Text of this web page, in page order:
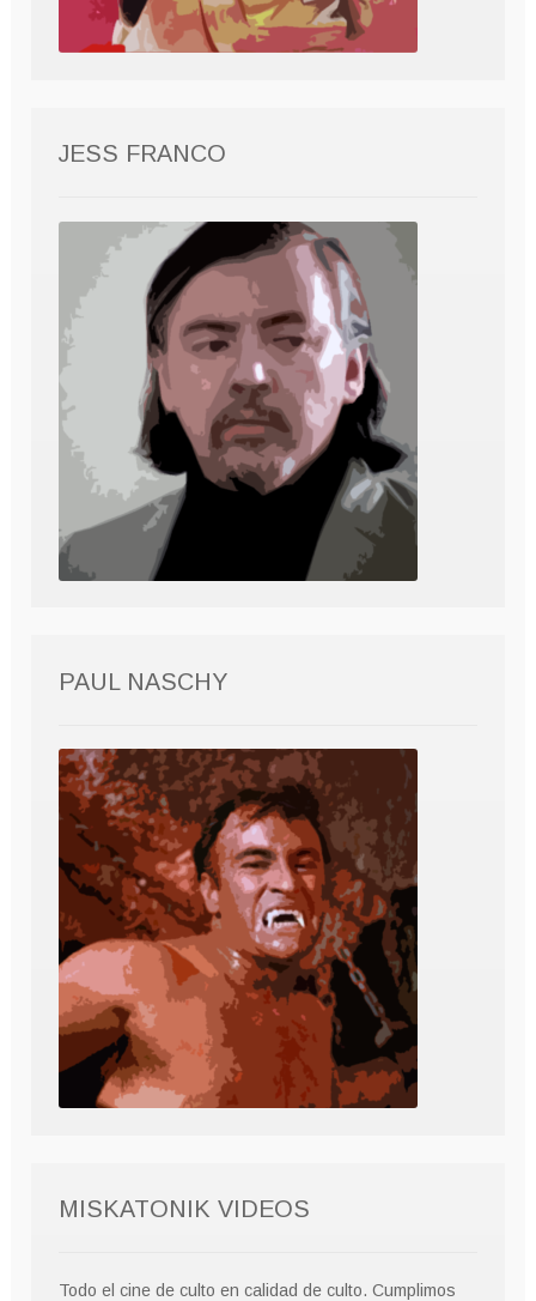
JESS FRANCO
PAUL NASCHY
MISKATONIK VIDEOS
Todo el cine de culto en calidad de culto. Cumplimos